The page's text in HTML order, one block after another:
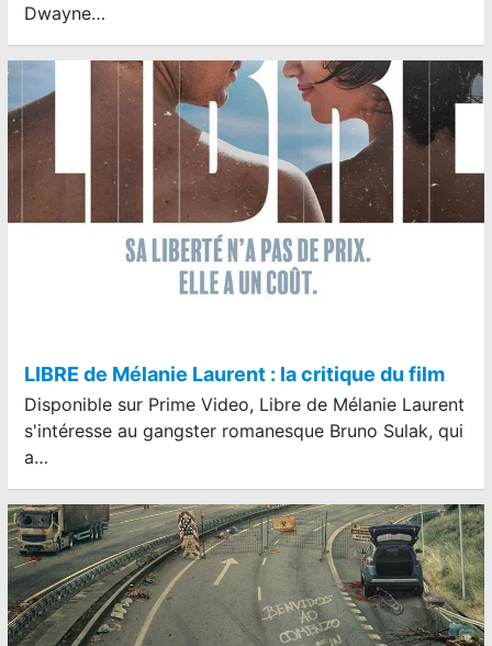
Dwayne…
LIBRE de Mélanie Laurent : la critique du film
Disponible sur Prime Video, Libre de Mélanie Laurent
s'intéresse au gangster romanesque Bruno Sulak, qui
a…